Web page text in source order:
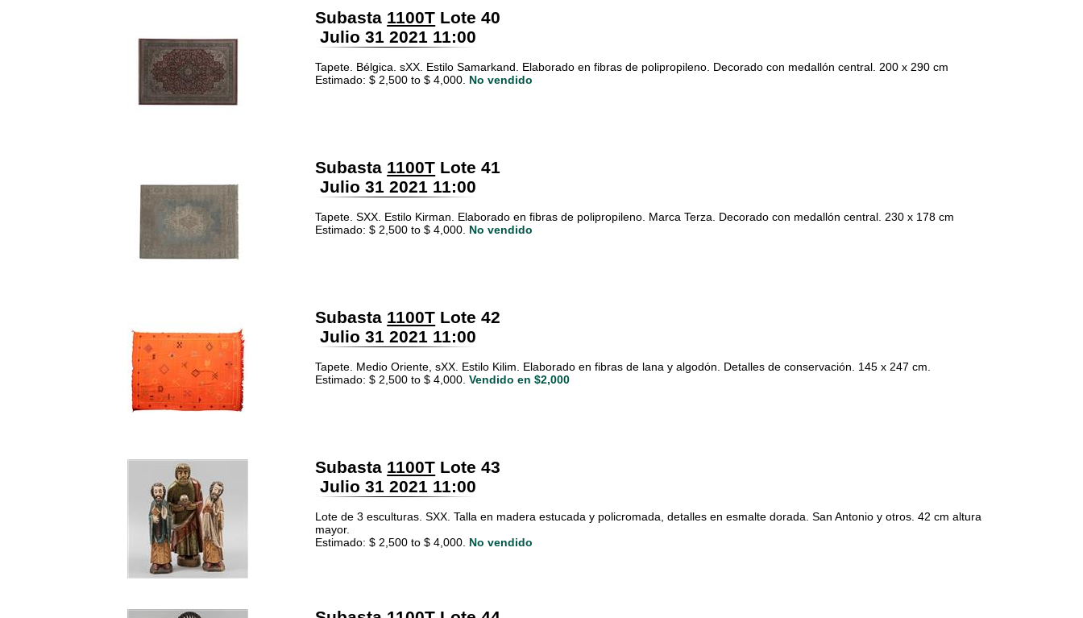
Subasta 1100T Lote 40
Julio 31 2021 11:00
Tapete. Bélgica. sXX. Estilo Samarkand. Elaborado en fibras de polipropileno. Decorado con medallón central. 200 x 290 cm
Estimado: $ 2,500 to $ 4,000. No vendido
Subasta 1100T Lote 41
Julio 31 2021 11:00
Tapete. SXX. Estilo Kirman. Elaborado en fibras de polipropileno. Marca Terza. Decorado con medallón central. 230 x 178 cm
Estimado: $ 2,500 to $ 4,000. No vendido
Subasta 1100T Lote 42
Julio 31 2021 11:00
Tapete. Medio Oriente, sXX. Estilo Kilim. Elaborado en fibras de lana y algodón. Detalles de conservación. 145 x 247 cm.
Estimado: $ 2,500 to $ 4,000. Vendido en $2,000
Subasta 1100T Lote 43
Julio 31 2021 11:00
Lote de 3 esculturas. SXX. Talla en madera estucada y policromada, detalles en esmalte dorada. San Antonio y otros. 42 cm altura
mayor.
Estimado: $ 2,500 to $ 4,000. No vendido